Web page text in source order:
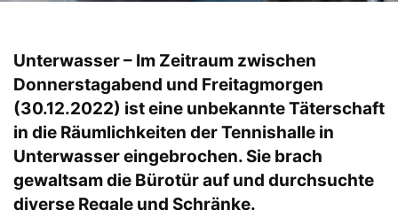
Unterwasser – Im Zeitraum zwischen
Donnerstagabend und Freitagmorgen
(30.12.2022) ist eine unbekannte Täterschaft
in die Räumlichkeiten der Tennishalle in
Unterwasser eingebrochen. Sie brach
gewaltsam die Bürotür auf und durchsuchte
diverse Regale und Schränke.